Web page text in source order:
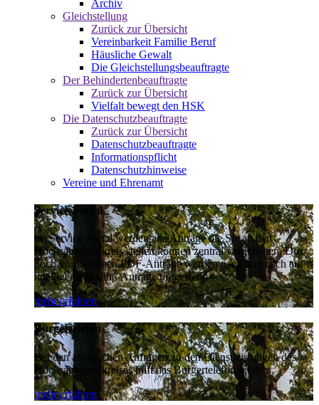
Archiv
Gleichstellung
Zurück zur Übersicht
Vereinbarkeit Familie Beruf
Häusliche Gewalt
Die Gleichstellungsbeauftragte
Der Behindertenbeauftragte
Zurück zur Übersicht
Vielfalt bewegt den HSK
Die Datenschutzbeauftragte
Zurück zur Übersicht
Datenschutzbeauftragte
Informationspflicht
Datenschutzhinweise
Vereine und Ehrenamt
Service-Portal
Im Service-Portal werden alle Anträge die Sie an den
Hochsauerlandkreis stellen können zentral vorgehalten. Die
noch vorhandenen PDF-Anträge werden nach und nach auf
intelligente Online-Anträge umgestellt.
mehr erfahren
Bürgertelefon
Bei den alltäglichen Anfragen zu den Dienstleistungen des
Hochsauerlandkreises hilft das Bürgertelefon weiter.
mehr erfahren